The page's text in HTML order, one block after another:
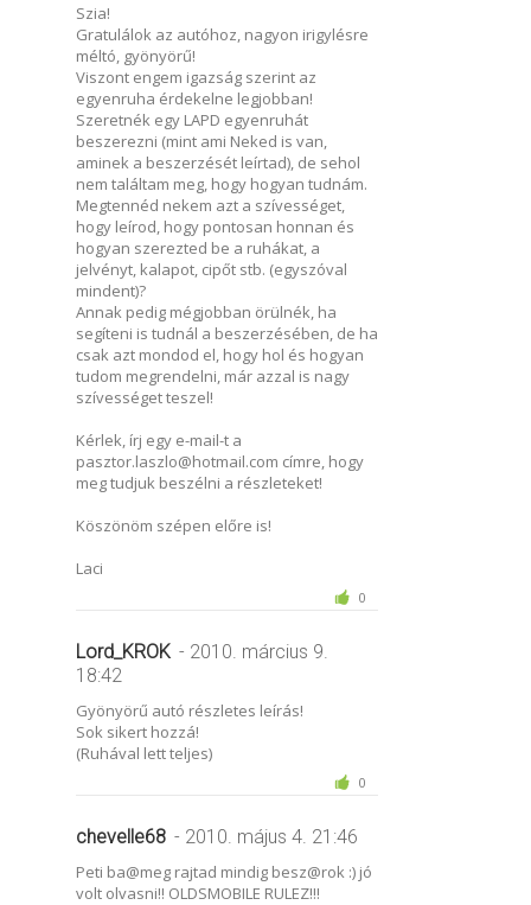
Szia!
Gratulálok az autóhoz, nagyon irigylésre
méltó, gyönyörű!
Viszont engem igazság szerint az
egyenruha érdekelne legjobban!
Szeretnék egy LAPD egyenruhát
beszerezni (mint ami Neked is van,
aminek a beszerzését leírtad), de sehol
nem találtam meg, hogy hogyan tudnám.
Megtennéd nekem azt a szívességet,
hogy leírod, hogy pontosan honnan és
hogyan szerezted be a ruhákat, a
jelvényt, kalapot, cipőt stb. (egyszóval
mindent)?
Annak pedig mégjobban örülnék, ha
segíteni is tudnál a beszerzésében, de ha
csak azt mondod el, hogy hol és hogyan
tudom megrendelni, már azzal is nagy
szívességet teszel!
Kérlek, írj egy e-mail-t a
pasztor.laszlo@hotmail.com címre, hogy
meg tudjuk beszélni a részleteket!
Köszönöm szépen előre is!
Laci
0
Lord_KROK - 2010. március 9.
18:42
Gyönyörű autó részletes leírás!
Sok sikert hozzá!
(Ruhával lett teljes)
0
chevelle68 - 2010. május 4. 21:46
Peti ba@meg rajtad mindig besz@rok :) jó
volt olvasni!! OLDSMOBILE RULEZ!!!